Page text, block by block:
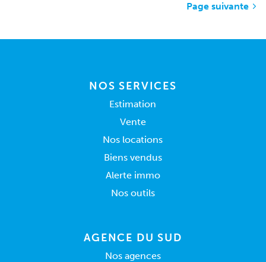
Page suivante
NOS SERVICES
Estimation
Vente
Nos locations
Biens vendus
Alerte immo
Nos outils
AGENCE DU SUD
Nos agences